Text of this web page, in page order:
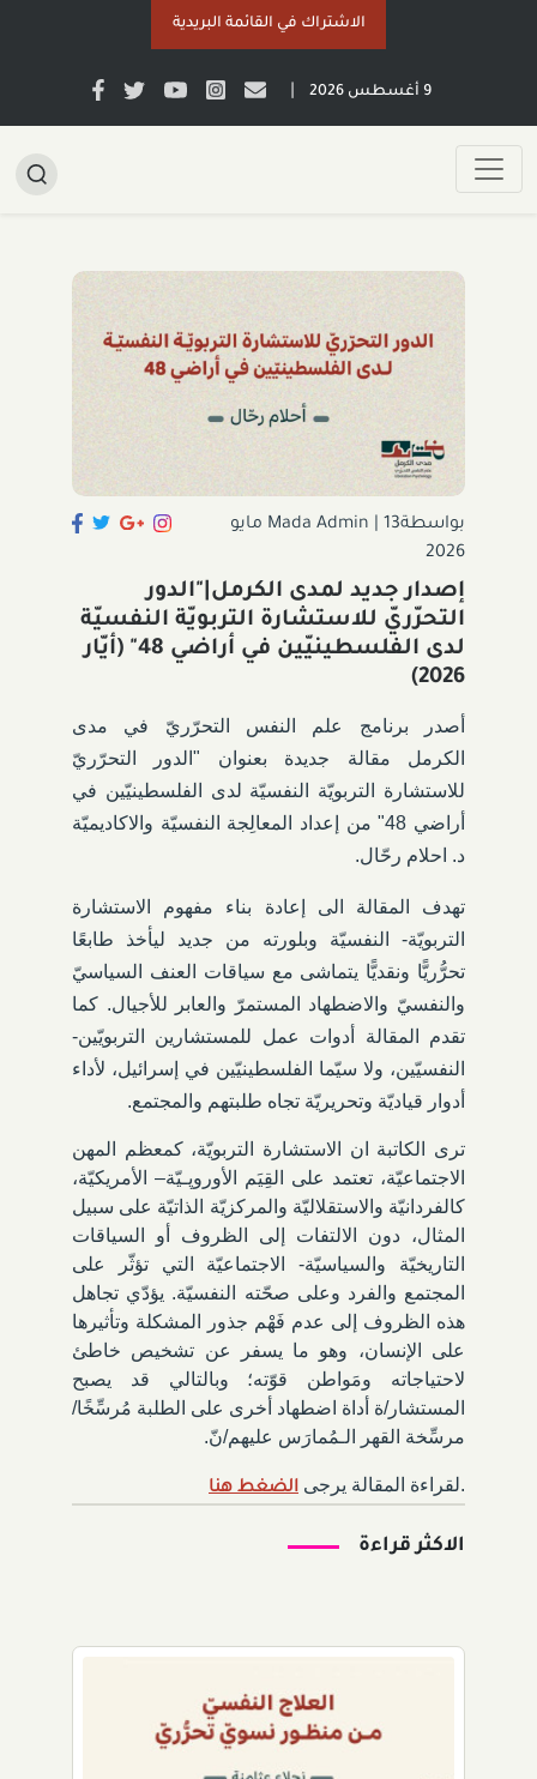
الاشتراك في القائمة البريدية
9 أغسطس 2026
بواسطةMada Admin
13 مايو
2026
إصدار جديد لمدى الكرمل|"الدور
التحرّريّ للاستشارة التربويّة النفسيّة
لدى الفلسطينيّين في أراضي 48" (أيّار
2026)
أصدر برنامج علم النفس التحرّريّ في مدى
الكرمل
مقالة
جديدة بعنوان "الدور التحرّريّ
للاستشارة التربويّة النفسيّة لدى الفلسطينيّين في
أراضي 48" من إعداد المعالِجة النفسيّة والاكاديميّة
د. احلام رحّال.
تهدف المقالة الى إعادة بناء مفهوم الاستشارة
التربويّة- النفسيّة وبلورته من جديد ليأخذ طابعًا
تحرُّريًّا ونقديًّا يتماشى مع سياقات العنف السياسيّ
والنفسيّ والاضطهاد المستمرّ والعابر للأجيال. كما
تقدم المقالة
أدوات عمل للمستشارين التربويّين-
النفسيّين، ولا سيّما الفلسطينيّين في إسرائيل، لأداء
أدوار قياديّة وتحريريّة تجاه طلبتهم والمجتمع.
ترى الكاتبة ان الاستشارة التربويّة، كمعظم المهن
الاجتماعيّة، تعتمد على القِيَم الأوروﭘـيّة– الأمريكيّة،
كالفردانيّة والاستقلاليّة والمركزيّة الذاتيّة على سبيل
المثال، دون الالتفات إلى الظروف أو السياقات
التاريخيّة والسياسيّة- الاجتماعيّة التي تؤثّر على
المجتمع والفرد وعلى صحّته النفسيّة. يؤدّي تجاهل
هذه الظروف إلى عدم فَهْم جذور المشكلة وتأثيرها
على الإنسان، وهو ما يسفر عن تشخيص خاطئ
لاحتياجاته ومَواطن قوّته؛ وبالتالي قد يصبح
المستشار/ة أداة اضطهاد أخرى على الطلبة مُرسِّخًا/
مرسِّخة القهر الـمُمارَس عليهم/نّ.
لقراءة المقالة يرجى الضغطهنا .
الاكثر قراءة